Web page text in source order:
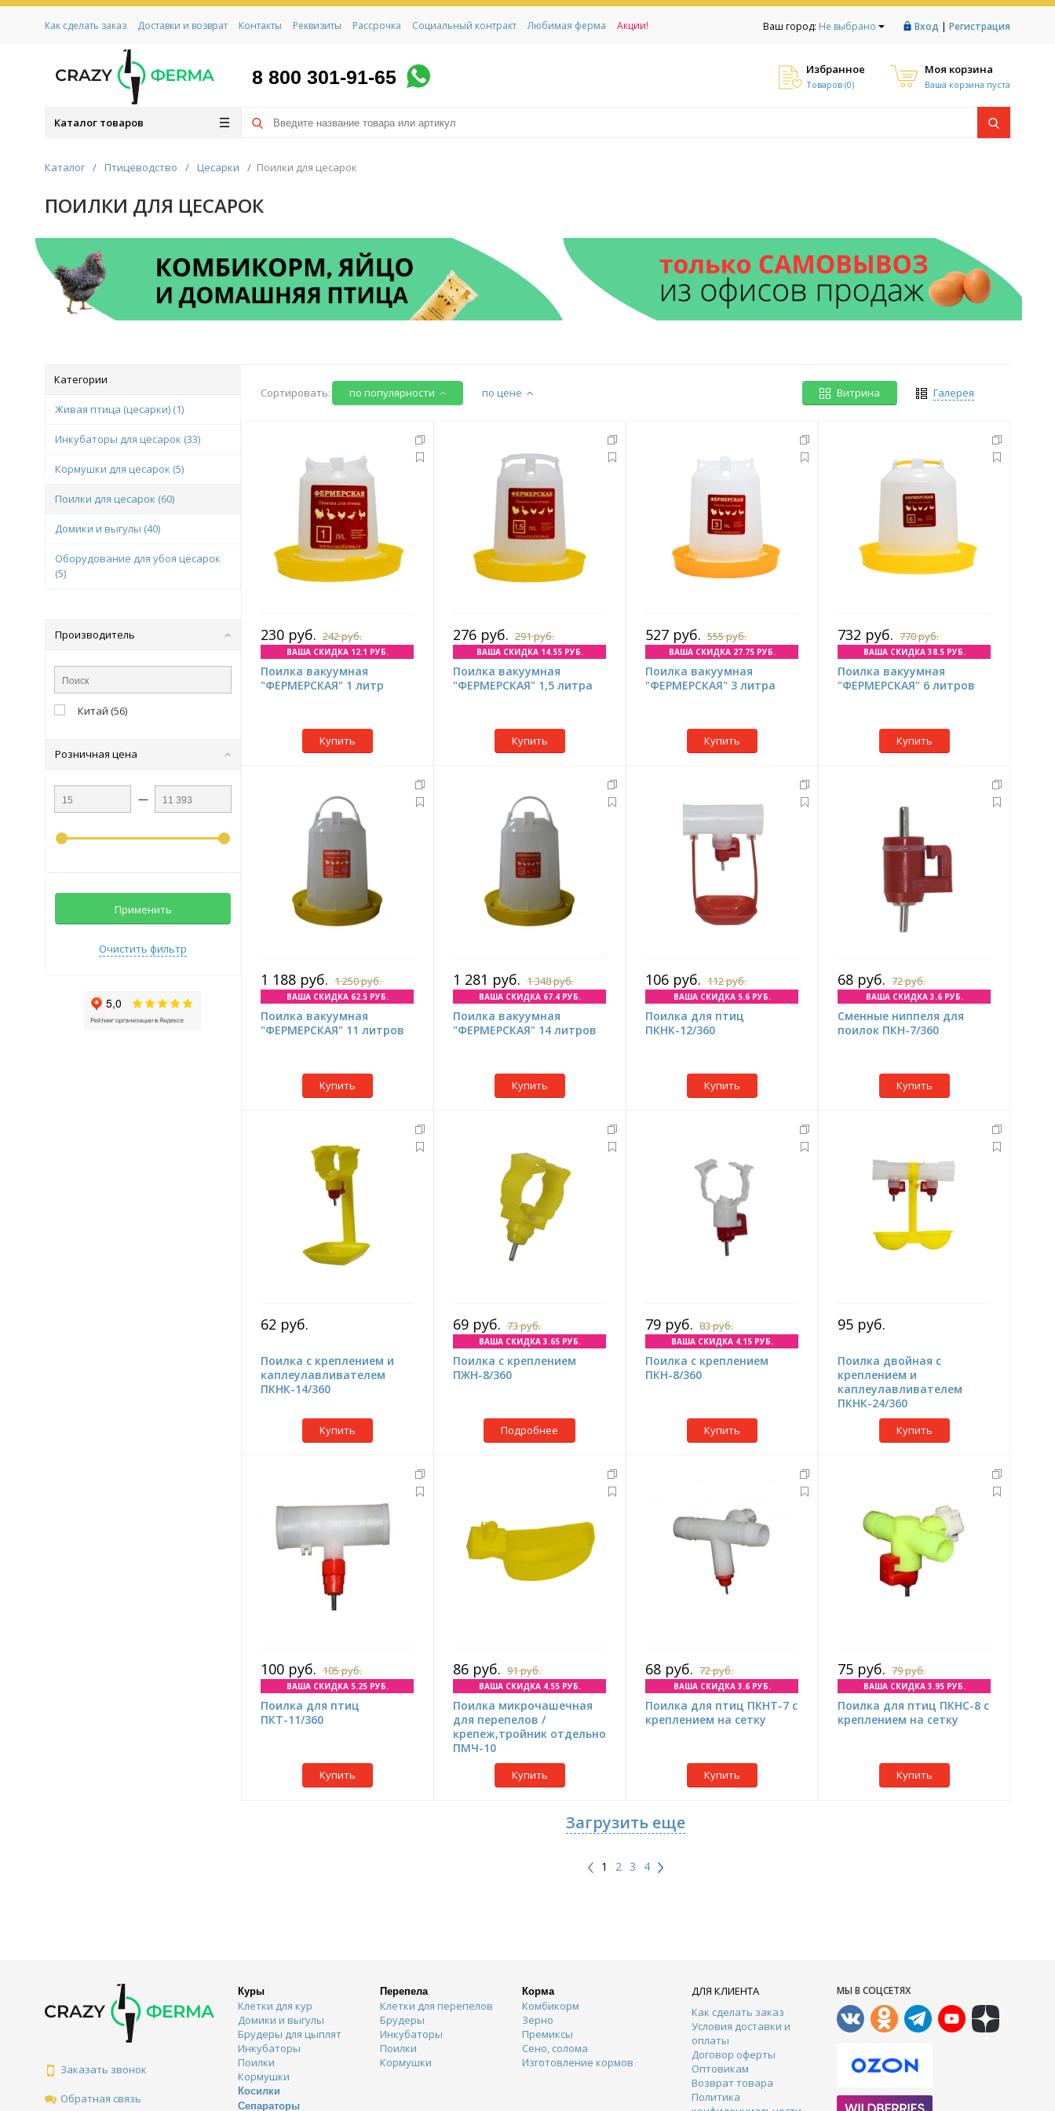
Ваш город: Не выбрано Вход | Регистрация
Как сделать заказ Доставки и возврат Контакты Реквизиты Рассрочка Социальный контракт Любимая ферма Акции!
8 800 301-91-65 Избранное
Товаров (0)
Моя корзина
Ваша корзина пуста
Каталог товаров
Каталог / Птицеводство / Цесарки / Поилки для цесарок
ПОИЛКИ ДЛЯ ЦЕСАРОК
Категории
Живая птица (цесарки) (1)
Инкубаторы для цесарок (33)
Кормушки для цесарок (5)
Поилки для цесарок (60)
Домики и выгулы (40)
Оборудование для убоя цесарок
(5)
Производитель
Китай (56)
Розничная цена
—
Применить
Очистить фильтр
Галерея
Витрина
Сортировать: по популярности по цене
230 руб. 242 руб.
ВАША СКИДКА 12.1 РУБ.
Поилка вакуумная
"ФЕРМЕРСКАЯ" 1 литр
Купить
276 руб. 291 руб.
ВАША СКИДКА 14.55 РУБ.
Поилка вакуумная
"ФЕРМЕРСКАЯ" 1,5 литра
Купить
527 руб. 555 руб.
ВАША СКИДКА 27.75 РУБ.
Поилка вакуумная
"ФЕРМЕРСКАЯ" 3 литра
Купить
732 руб. 770 руб.
ВАША СКИДКА 38.5 РУБ.
Поилка вакуумная
"ФЕРМЕРСКАЯ" 6 литров
Купить
1 188 руб. 1 250 руб.
ВАША СКИДКА 62.5 РУБ.
Поилка вакуумная
"ФЕРМЕРСКАЯ" 11 литров
Купить
1 281 руб. 1 348 руб.
ВАША СКИДКА 67.4 РУБ.
Поилка вакуумная
"ФЕРМЕРСКАЯ" 14 литров
Купить
106 руб. 112 руб.
ВАША СКИДКА 5.6 РУБ.
Поилка для птиц
ПКНК-12/360
Купить
68 руб. 72 руб.
ВАША СКИДКА 3.6 РУБ.
Сменные ниппеля для
поилок ПКН-7/360
Купить
62 руб.
Поилка с креплением и
каплеулавливателем
ПКНК-14/360
Купить
69 руб. 73 руб.
ВАША СКИДКА 3.65 РУБ.
Поилка с креплением
ПЖН-8/360
Подробнее
79 руб. 83 руб.
ВАША СКИДКА 4.15 РУБ.
Поилка с креплением
ПКН-8/360
Купить
95 руб.
Поилка двойная с
креплением и
каплеулавливателем
ПКНК-24/360
Купить
100 руб. 105 руб.
ВАША СКИДКА 5.25 РУБ.
Поилка для птиц
ПКТ-11/360
Купить
86 руб. 91 руб.
ВАША СКИДКА 4.55 РУБ.
Поилка микрочашечная
для перепелов /
крепеж,тройник отдельно
ПМЧ-10
Купить
68 руб. 72 руб.
ВАША СКИДКА 3.6 РУБ.
Поилка для птиц ПКНТ-7 с
креплением на сетку
Купить
75 руб. 79 руб.
ВАША СКИДКА 3.95 РУБ.
Поилка для птиц ПКНС-8 с
креплением на сетку
Купить
Загрузить еще
1 2 3 4
Заказать звонок
Обратная связь
Куры
Клетки для кур
Домики и выгулы
Брудеры для цыплят
Инкубаторы
Поилки
Кормушки
Косилки
Сепараторы
Перепела
Клетки для перепелов
Брудеры
Инкубаторы
Поилки
Кормушки
Корма
Комбикорм
Зерно
Премиксы
Сено, солома
Изготовление кормов
ДЛЯ КЛИЕНТА
Как сделать заказ
Условия доставки и
оплаты
Договор оферты
Оптовикам
Возврат товара
Политика
МЫ В СОЦСЕТЯХ